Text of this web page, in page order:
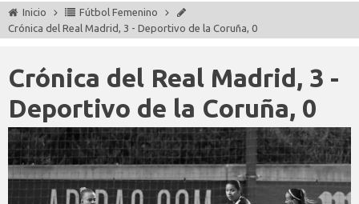
Inicio
Fútbol Femenino
Crónica del Real Madrid, 3 - Deportivo de la Coruña, 0
Crónica del Real Madrid, 3 -
Deportivo de la Coruña, 0